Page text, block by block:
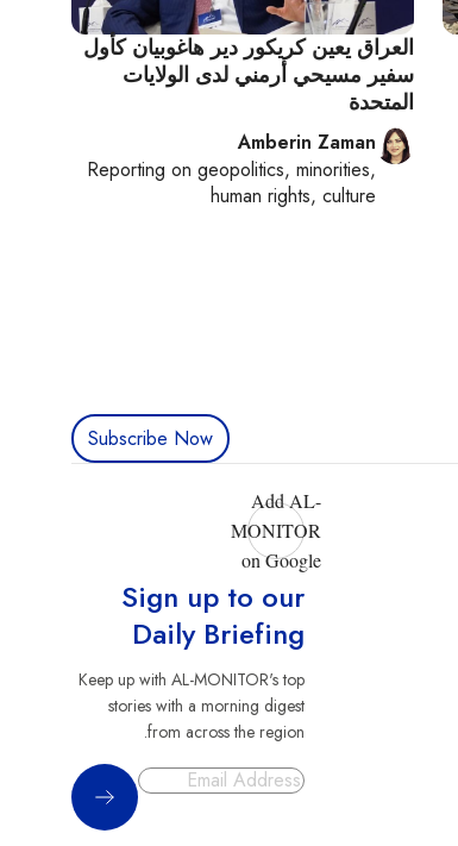
العراق يعين كريكور دير هاغوبيان كأول
سفير مسيحي أرمني لدى الولايات
المتحدة
Amberin Zaman
Reporting on geopolitics, minorities,
human rights, culture
Subscribe Now
Add AL-
MONITOR
on Google
Sign up to our
Daily Briefing
Keep up with AL-MONITOR's top
stories with a morning digest
from across the region.
Sign Up